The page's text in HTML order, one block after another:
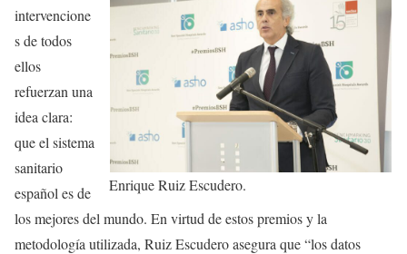
Enrique Ruiz Escudero.
intervencione
s de todos
ellos
refuerzan una
idea clara:
que el sistema
sanitario
español es de
los mejores del mundo. En virtud de estos premios y la
metodología utilizada, Ruiz Escudero asegura que “los datos